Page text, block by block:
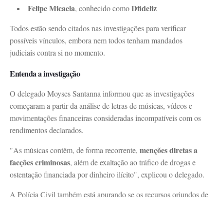
Felipe Micaela, conhecido comoDfideliz
Todos estão sendo citados nas investigações para verificar
possíveis vínculos, embora nem todos tenham mandados
judiciais contra si no momento.
Entenda a investigação
O delegado Moyses Santanna informou que as investigações
começaram a partir da análise de letras de músicas, vídeos e
movimentações financeiras consideradas incompatíveis com os
rendimentos declarados.
"As músicas contêm, de forma recorrente, menções diretas a
facções criminosas, além de exaltação ao tráfico de drogas e
ostentação financiada por dinheiro ilícito", explicou o delegado.
A Polícia Civil também está apurando se os recursos oriundos de